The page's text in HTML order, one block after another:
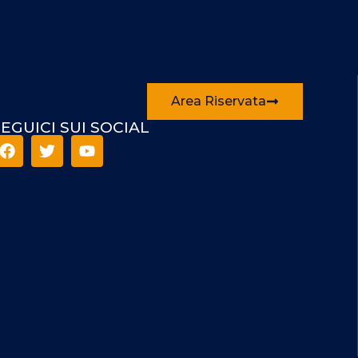
Area Riservata
SUI SOCIAL